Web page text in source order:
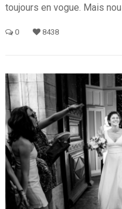
toujours en vogue. Mais
0 8438